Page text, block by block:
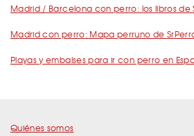
Madrid / Barcelona con perro: los libros de
Madrid con perro: Mapa perruno de
Playas y embalses para ir con perro en
Quiénes somos